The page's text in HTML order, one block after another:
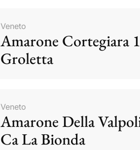
Veneto
Amarone Cortegiara
Groletta
Veneto
Amarone Della
Ca La Bionda